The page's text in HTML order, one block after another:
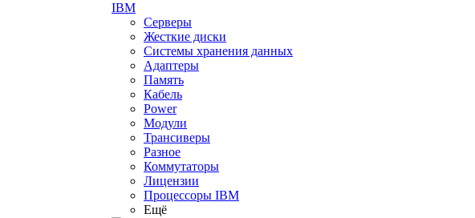
IBM
Серверы
Жесткие диски
Системы хранения данных
Адаптеры
Память
Кабель
Power
Модули
Трансиверы
Разное
Коммутаторы
Лицензии
Процессоры IBM
Ещё